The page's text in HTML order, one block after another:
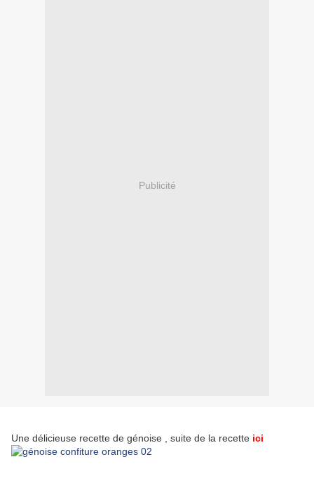
Publicité
Une délicieuse recette de génoise , suite de la recette ici